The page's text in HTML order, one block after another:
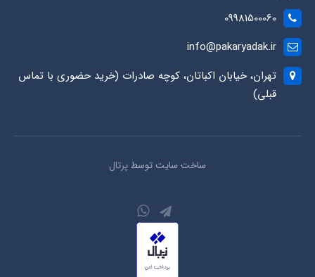
09981500060
info@pakaryadak.ir
تهران، خیابان اکباتان، کوچه صادرات (خرید حضوری با تماس
قبلی)
ساخت سایت توسطپرتال